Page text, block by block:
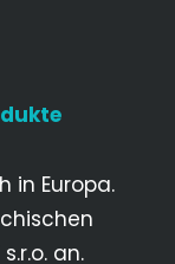
in Europa.
an.